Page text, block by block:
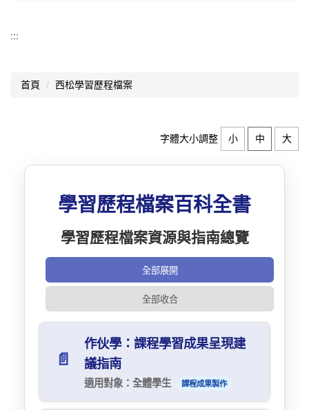
組織架構
西松校歌
交通資訊
分機總覽
:::
首頁 西松學習歷程檔案
字體大小調整 小 中 大
學習歷程檔案百科全書
學習歷程檔案資源與指南總覽
全部展開
全部收合
📄
作伙學：課程學習成果呈現建
議指南
適用對象：全體學生 課程成果製作